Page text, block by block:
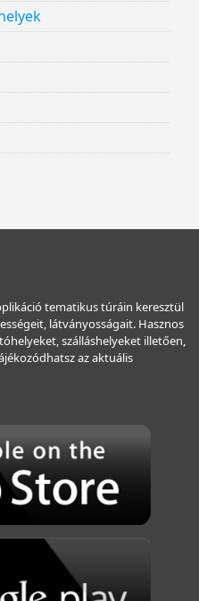
tematikus túráin keresztül
látványosságait. Hasznos
szálláshelyeket illetően,
az aktuális